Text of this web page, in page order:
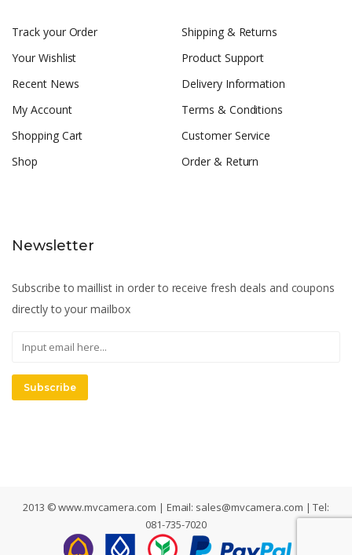
Track your Order
Your Wishlist
Recent News
My Account
Shopping Cart
Shop
Shipping & Returns
Product Support
Delivery Information
Terms & Conditions
Customer Service
Order & Return
Newsletter
Subscribe to maillist in order to receive fresh deals and coupons
directly to your mailbox
Subscribe
2013 © www.mvcamera.com | Email: sales@mvcamera.com | Tel:
081-735-7020